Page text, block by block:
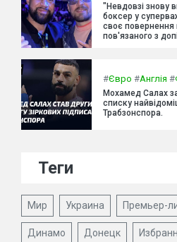
"Невдовзі знову
боксер у
своє повернення
пов'язаного з
#Євро #Англія #
Мохамед Салах
списку
Трабзонспора.
Теги
Мир Украина Премьер-
Динамо Донецк